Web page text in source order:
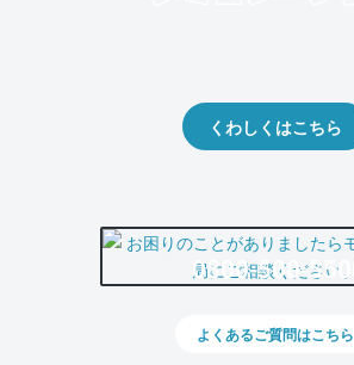
くわしくはこちら
0800-500-5500
よくあるご質問はこちら